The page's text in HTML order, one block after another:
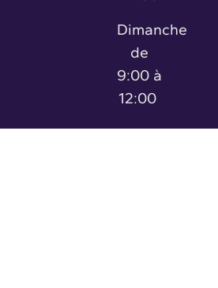
Dimanche
de
9:00 à
12:00